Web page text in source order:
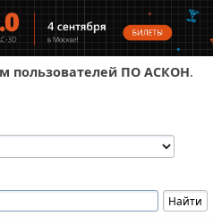
пользователей ПО АСКОН.